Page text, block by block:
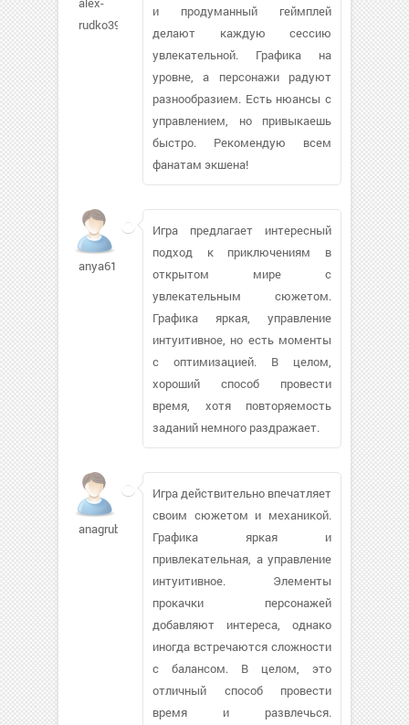
rudko398
и продуманный геймплей
делают каждую сессию
увлекательной. Графика на
уровне, а персонажи радуют
разнообразием. Есть нюансы с
управлением, но привыкаешь
быстро. Рекомендую всем
фанатам экшена!
anya611412
Игра предлагает интересный
подход к приключениям в
открытом мире с
увлекательным сюжетом.
Графика яркая, управление
интуитивное, но есть моменты
с оптимизацией. В целом,
хороший способ провести
время, хотя повторяемость
заданий немного раздражает.
anagrubin
Игра действительно впечатляет
своим сюжетом и механикой.
Графика яркая и
привлекательная, а управление
интуитивное. Элементы
прокачки персонажей
добавляют интереса, однако
иногда встречаются сложности
с балансом. В целом, это
отличный способ провести
время и развлечься.